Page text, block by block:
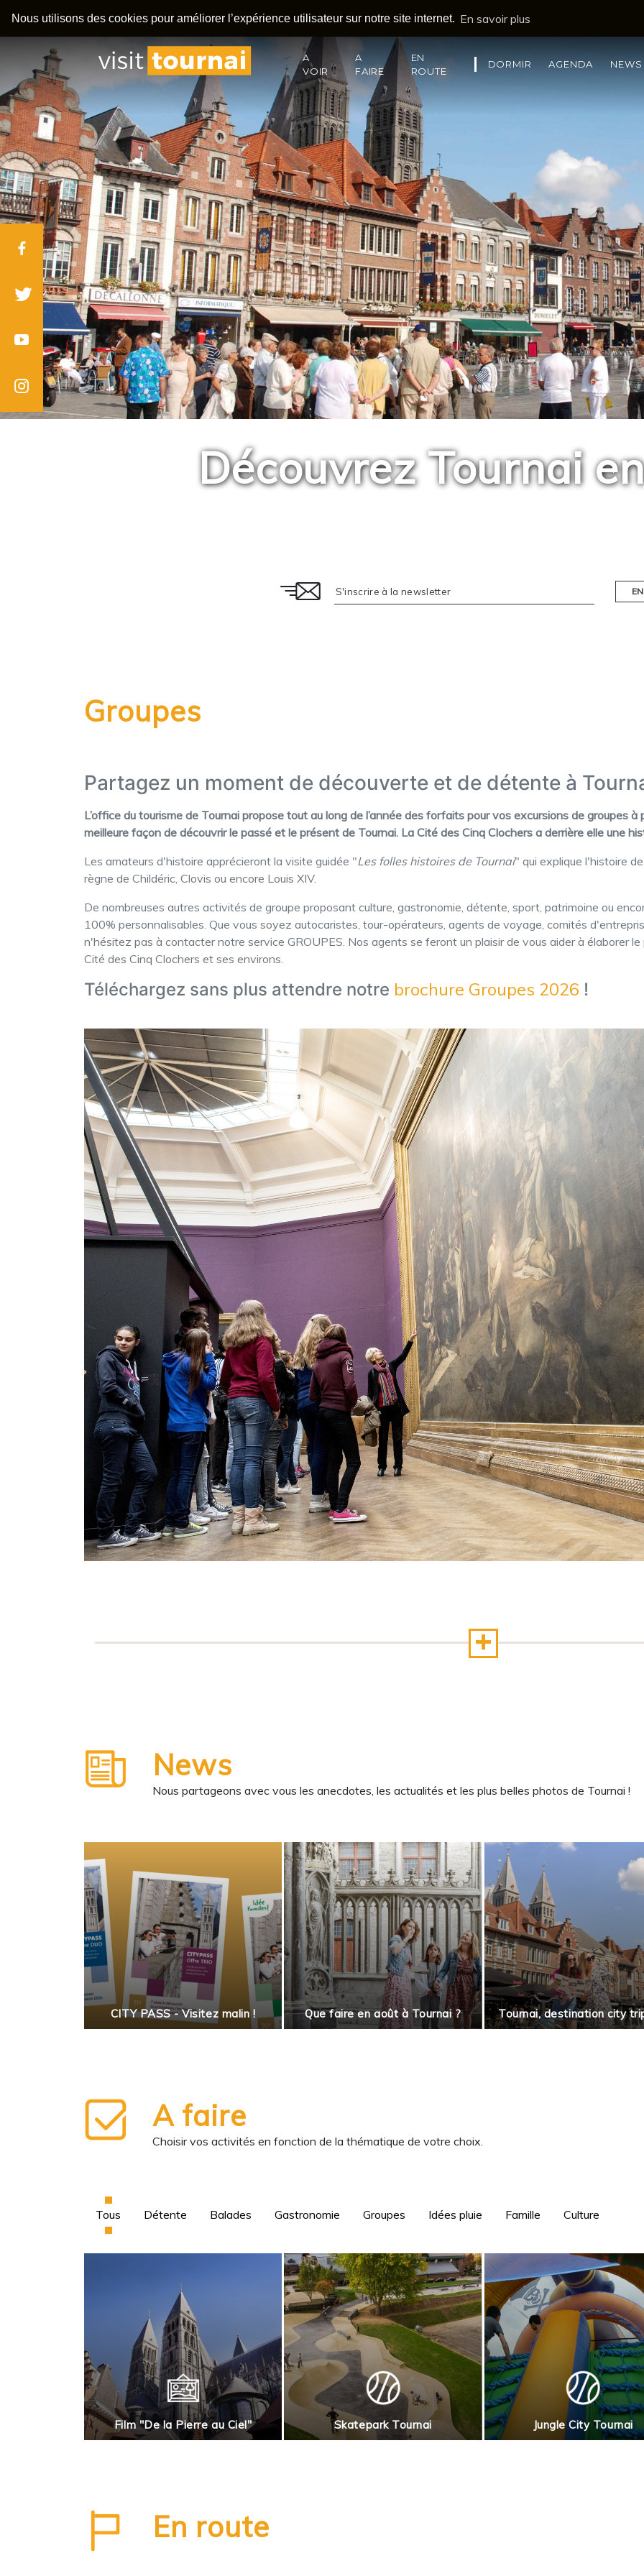
Nous utilisons des cookies pour améliorer l’expérience utilisateur sur notre site internet. En savoir plus
Découvrez Tournai
A
VOIR
A
FAIRE
EN
ROUTE
DORMIR AGENDA NEWS
Facebook
Twitter
Youtube
Instagram
Email
Groupes
Partagez un moment de découverte et de détente à
L’office du tourisme de Tournai propose tout au long de l’année des forfaits pour vos excursions de groupes
meilleure façon de découvrir le passé et le présent de Tournai. La Cité des Cinq Clochers a derrière elle une
Les amateurs d'histoire apprécieront la visite guidée "Les folles histoires de Tournai" qui explique l'histoire
règne de Childéric, Clovis ou encore Louis XIV.
De nombreuses autres activités de groupe proposant culture, gastronomie, détente, sport, patrimoine ou
100% personnalisables. Que vous soyez autocaristes, tour-opérateurs, agents de voyage, comités
n'hésitez pas à contacter notre service GROUPES. Nos agents se feront un plaisir de vous aider à élaborer
Cité des Cinq Clochers et ses environs.
Téléchargez sans plus attendre notre brochure Groupes 2026 !
News
Nous partageons avec vous les anecdotes, les actualités et les plus belles photos de Tournai !
CITY PASS - Visitez malin ! Que faire en août à Tournai ? Tournai, destination city
A faire
Choisir vos activités en fonction de la thématique de votre choix.
Tous Détente Balades Gastronomie Groupes Idées pluie Famille Culture
Film "De la Pierre au Ciel"
Skatepark Tournai Jungle City Tournai
En route